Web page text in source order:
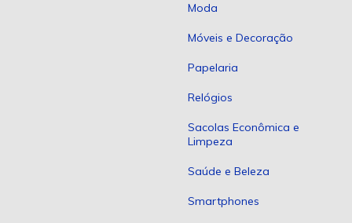
Moda
Móveis e Decoração
Papelaria
Relógios
Sacolas Econômica e
Limpeza
Saúde e Beleza
Smartphones